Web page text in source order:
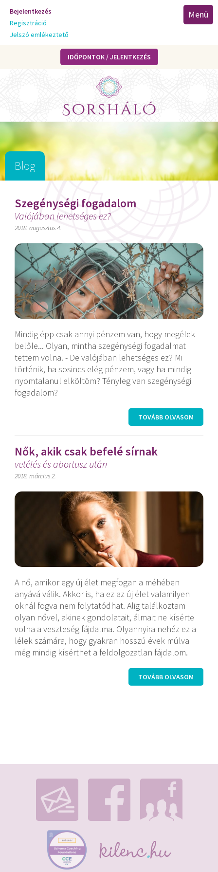
Bejelentkezés
Regisztráció
Jelszó emlékeztető
IDŐPONTOK / JELENTKEZÉS
Menü
Blog
Szegénységi fogadalom
Valójában lehetséges ez?
2018. augusztus 4.
Mindig épp csak annyi pénzem van, hogy megélek
belőle... Olyan, mintha szegénységi fogadalmat
tettem volna. - De valójában lehetséges ez? Mi
történik, ha sosincs elég pénzem, vagy ha mindig
nyomtalanul elköltöm? Tényleg van szegénységi
fogadalom?
TOVÁBB OLVASOM
Nők, akik csak befelé sírnak
vetélés és abortusz után
2018. március 2.
A nő, amikor egy új élet megfogan a méhében
anyává válik. Akkor is, ha ez az új élet valamilyen
oknál fogva nem folytatódhat. Alig találkoztam
olyan nővel, akinek gondolatait, álmait ne kísérte
volna a veszteség fájdalma. Olyannyira nehéz ez a
lélek számára, hogy gyakran hosszú évek múlva
még mindig kísérthet a feldolgozatlan fájdalom.
TOVÁBB OLVASOM